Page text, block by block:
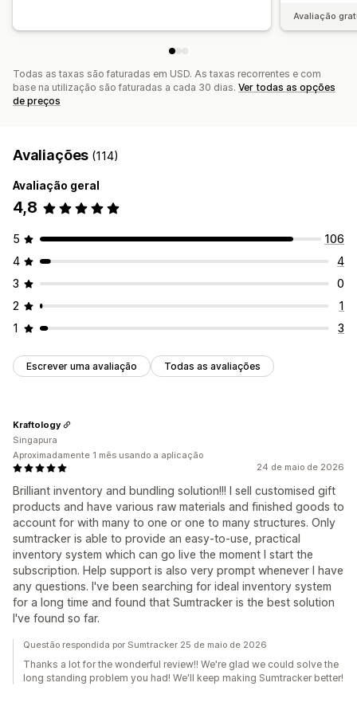
Avaliação
Todas as taxas são faturadas em USD. As taxas recorrentes e com
base na utilização são faturadas a cada 30 dias. Ver todas as opções
de preços
Avaliações (114)
Avaliação geral
4,8
5
106
4
4
3
0
2
1
1
3
Escrever uma avaliação Todas as avaliações
24 de maio de 2026
Brilliant inventory and bundling solution!!! I sell customised gift
products and have various raw materials and finished goods to
account for with many to one or one to many structures. Only
sumtracker is able to provide an easy-to-use, practical
inventory system which can go live the moment I start the
subscription. Help support is also very prompt whenever I have
any questions. I've been searching for ideal inventory system
for a long time and found that Sumtracker is the best solution
I've found so far.
Kraftology
Singapura
Aproximadamente 1 mês usando a aplicação
Questão respondida por Sumtracker 25 de maio de 2026
Thanks a lot for the wonderful review!! We're glad we could solve the
long standing problem you had! We'll keep making Sumtracker better!